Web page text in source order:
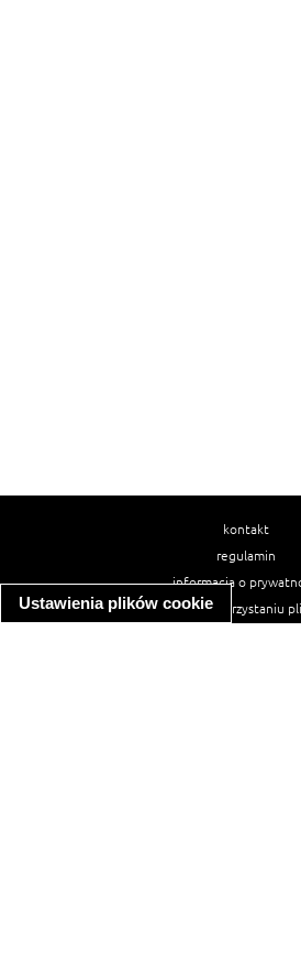
Ustawienia plików cookie
kontakt
regulamin
informacja o
informacja o wykorzystaniu